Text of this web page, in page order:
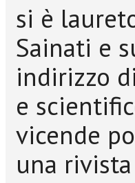
si è
Sainati e
indirizzo
e
vicende
una